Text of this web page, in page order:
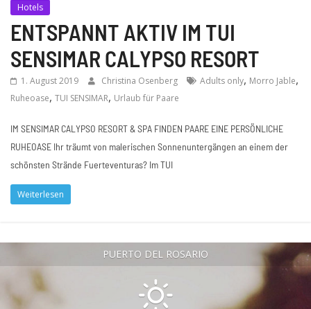
Hotels
ENTSPANNT AKTIV IM TUI
SENSIMAR CALYPSO RESORT
1. August 2019 Christina Osenberg Adults only, Morro Jable,
Ruheoase, TUI SENSIMAR, Urlaub für Paare
IM SENSIMAR CALYPSO RESORT & SPA FINDEN PAARE EINE PERSÖNLICHE
RUHEOASE Ihr träumt von malerischen Sonnenuntergängen an einem der
schönsten Strände Fuerteventuras? Im TUI
Weiterlesen
PUERTO DEL ROSARIO